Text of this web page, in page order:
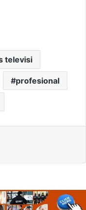
televisi
profesional